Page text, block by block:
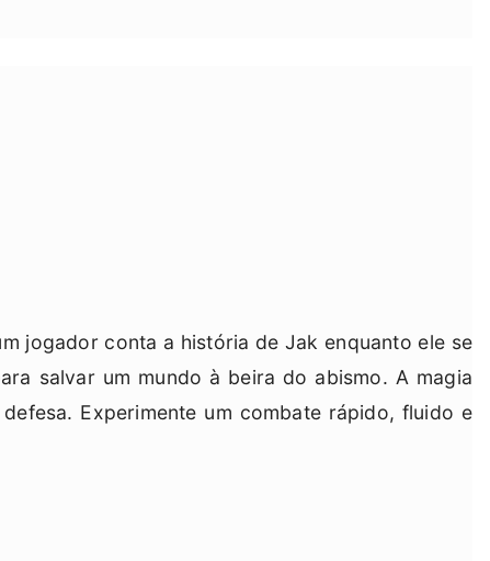
jogador conta a história de Jak enquanto ele se
salvar um mundo à beira do abismo. A magia
Experimente um combate rápido, fluido e